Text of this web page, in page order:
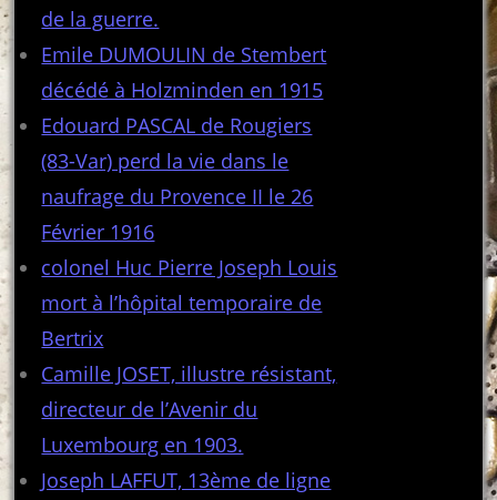
de la guerre.
Emile DUMOULIN de Stembert
décédé à Holzminden en 1915
Edouard PASCAL de Rougiers
(83-Var) perd la vie dans le
naufrage du Provence II le 26
Février 1916
colonel Huc Pierre Joseph Louis
mort à l’hôpital temporaire de
Bertrix
Camille JOSET, illustre résistant,
directeur de l’Avenir du
Luxembourg en 1903.
Joseph LAFFUT, 13ème de ligne